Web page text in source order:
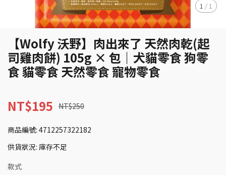
1 / 1
【Wolfy 沃野】肉出來了 天然肉乾(起
司雞肉餅) 105g × 包｜犬貓零食 狗零
食 貓零食 天然零食 寵物零食
NT$195 NT$250
商品編號: 4712257322182
供貨狀況: 庫存不足
款式